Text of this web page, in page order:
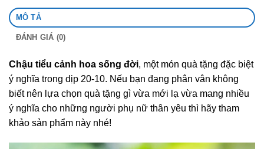
MÔ TẢ
ĐÁNH GIÁ (0)
Chậu tiểu cảnh hoa sống đời, một món quà tặng đặc biệt
ý nghĩa trong dịp 20-10. Nếu bạn đang phân vân không
biết nên lựa chọn quà tặng gì vừa mới lạ vừa mang nhiều
ý nghĩa cho những người phụ nữ thân yêu thì hãy tham
khảo sản phẩm này nhé!